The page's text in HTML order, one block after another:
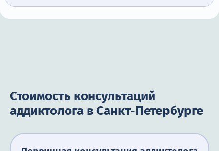
Стоимость консультаций
аддиктолога в Санкт-Петербурге